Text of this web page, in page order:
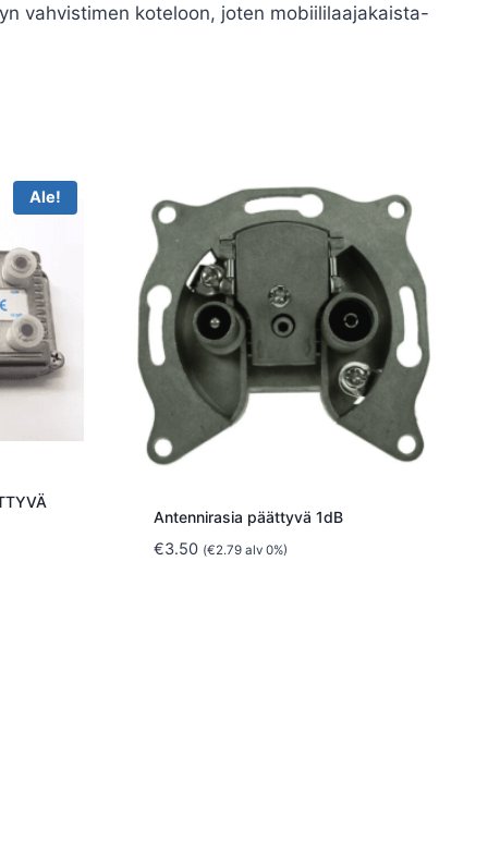
vahvistimen koteloon, joten mobiililaajakaista-
Ale!
Antennirasia päättyvä 1dB
€3.50 (€2.79 alv 0%)